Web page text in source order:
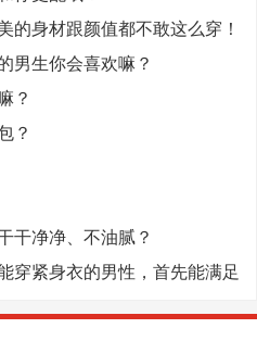
的身材跟颜值都不敢这么穿！
男生你会喜欢嘛？
？
？
干净净、不油腻？
穿紧身衣的男性，首先能满足